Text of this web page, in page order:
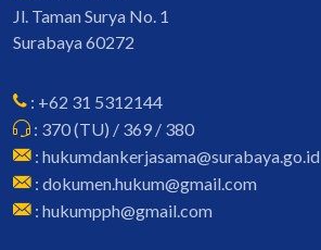
Jl. Taman Surya No. 1
Surabaya 60272
: +62 31 5312144
: 370 (TU) / 369 / 380
: hukumdankerjasama@surabaya.go.id
: dokumen.hukum@gmail.com
: hukumpph@gmail.com